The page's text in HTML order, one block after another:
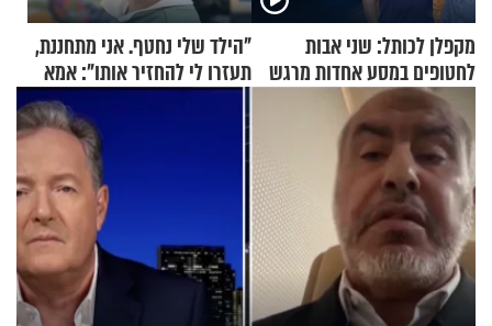
מקפלן לכותל: שני אבות
לחטופים במסע אחדות מרגש
"הילד שלי נחטף. אני מתחננת,
תעזרו לי להחזיר אותו": אמא
של יובל בן ה-4 בריאיון דומע